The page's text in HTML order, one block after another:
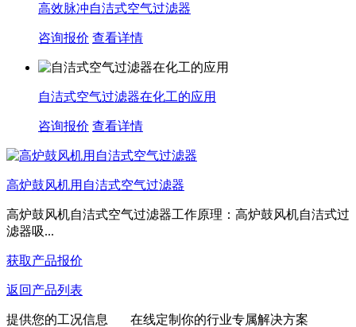
高效脉冲自洁式空气过滤器
咨询报价 查看详情
自洁式空气过滤器在化工的应用
咨询报价 查看详情
高炉鼓风机用自洁式空气过滤器
高炉鼓风机自洁式空气过滤器工作原理：高炉鼓风机自洁式过
滤器吸...
获取产品报价
返回产品列表
提供您的工况信息 在线定制你的行业专属解决方案